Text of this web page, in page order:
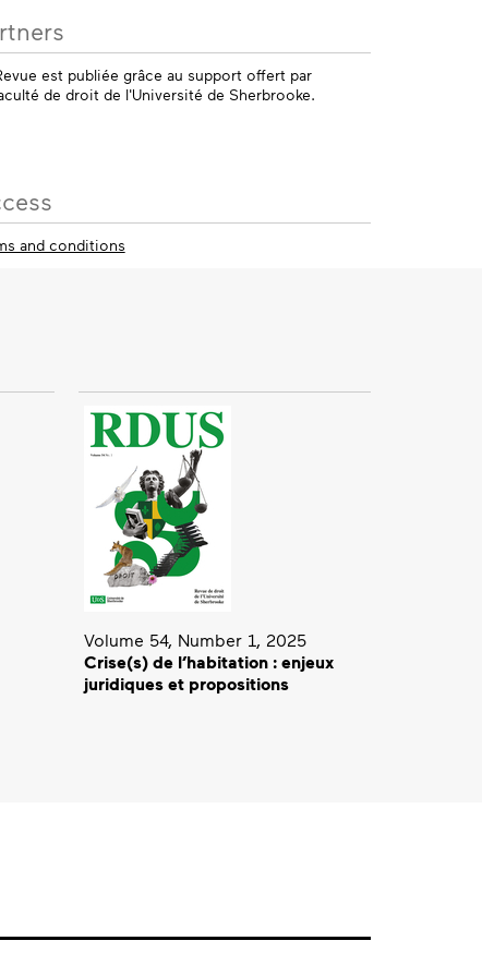
est publiée grâce au support offert par
de droit de l'Université de Sherbrooke.
and conditions
Volume 54, Number 1, 2025
Crise(s) de l’habitation : enjeux
juridiques et propositions